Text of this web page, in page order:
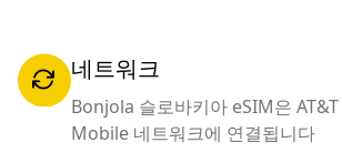
네트워크
Bonjola 슬로바키아 eSIM은
Mobile 네트워크에 연결됩니다